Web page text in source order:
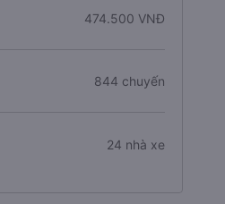
474.500 VNĐ
844 chuyến
24 nhà xe